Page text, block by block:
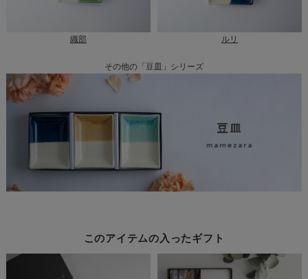
織部 ルリ
その他の「豆皿」シリーズ
このアイテムの入ったギフト